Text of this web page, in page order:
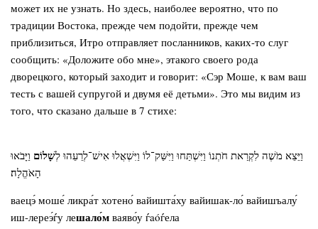
может их не узнать. Но здесь, наиболее вероятно, что по
традиции Востока, прежде чем подойти, прежде чем
приблизиться, Итро отправляет посланников, каких-то слуг
сообщить: «Доложите обо мне», этакого своего рода
дворецкого, который заходит и говорит: «Сэр Моше, к вам ваш
тесть с вашей супругой и двумя её детьми». Это мы видим из
того, что сказано дальше в 7 стихе:
וַיֵּצֵא מֹשֶׁה לִקְרַאת חֹתְנוֹ וַיִּשְׁתַּחוּ וַיִּשַּׁק־לוֹ וַיִּשְׁאֲלוּ אִישׁ־לְרֵעֵהוּ לְשָׁלוֹם וַיָּבֹאוּ
הָאֹהֱלָה׃
ваецэ́ моше́ ликра́т хотено́ вайишта́ху вайишак-ло́ вайишъалу́
иш-лереэ́ѓу лешало́м ваяво́у ѓaóѓела